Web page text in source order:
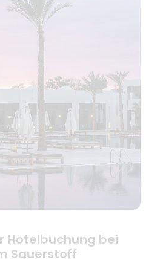
Hotelbuchung bei
Sauerstoff